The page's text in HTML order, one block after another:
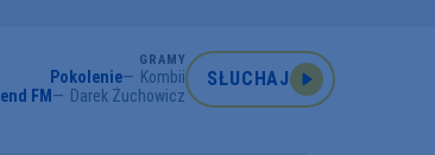
GRAMY
Pokolenie
Kombii
FM
Darek Żuchowicz
SŁUCHAJ